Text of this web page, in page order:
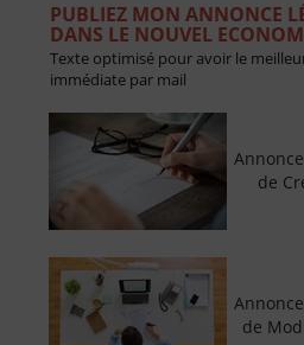
PUBLIEZ MON ANNONCE
DANS LE NOUVEL
Texte optimisé pour avoir le
immédiate par mail
de
de